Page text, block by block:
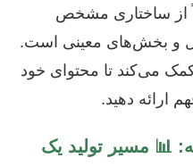
از ساختاری مشخص
و بخش‌های معینی است.
کمک می‌کند تا محتوای خود
ارائه دهید.
📊 مسیر تولید یک